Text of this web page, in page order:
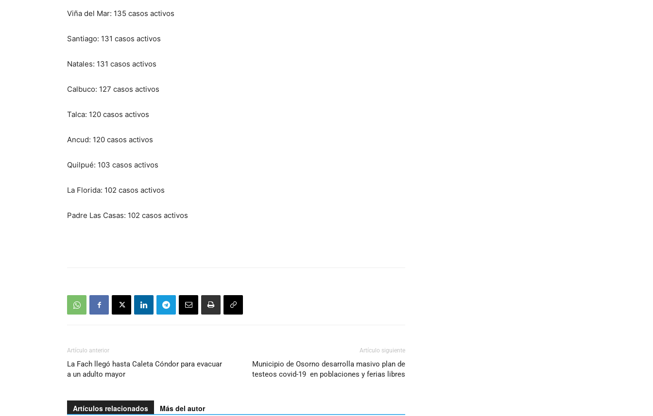
Viña del Mar: 135 casos activos
Santiago: 131 casos activos
Natales: 131 casos activos
Calbuco: 127 casos activos
Talca: 120 casos activos
Ancud: 120 casos activos
Quilpué: 103 casos activos
La Florida: 102 casos activos
Padre Las Casas: 102 casos activos
Artículo anterior
La Fach llegó hasta Caleta Cóndor para evacuar
a un adulto mayor
Artículo siguiente
Municipio de Osorno desarrolla masivo plan de
testeos covid-19 en poblaciones y ferias libres
Artículos relacionados Más del autor